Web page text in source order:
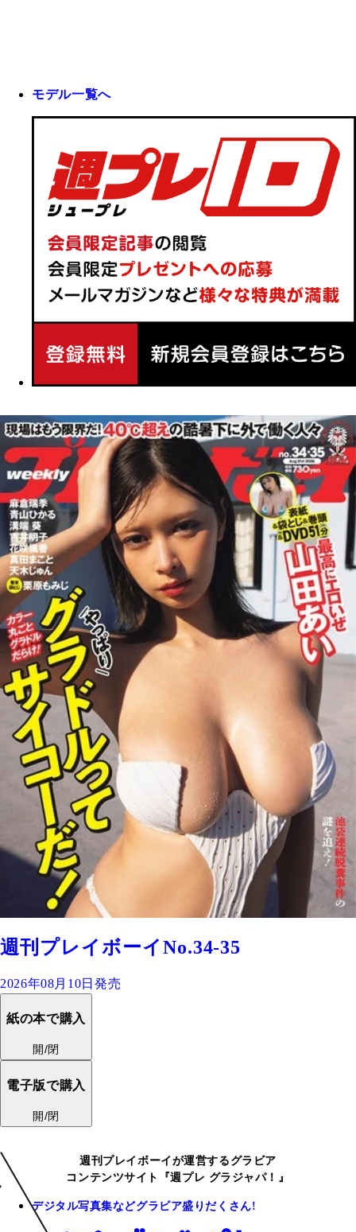
モデル一覧へ
週刊プレイボーイNo.34-35
2026年08月10日発売
紙の本で購入
開/閉
電子版で購入
開/閉
週刊プレイボーイが運営するグラビア
コンテンツサイト『週プレ グラジャパ！』
デジタル写真集などグラビア盛りだくさん!